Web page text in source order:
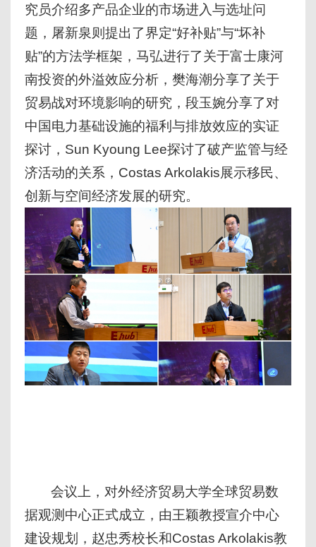
究员介绍多产品企业的市场进入与选址问
题，屠新泉则提出了界定“好补贴”与“坏补
贴”的方法学框架，马弘进行了关于富士康河
南投资的外溢效应分析，樊海潮分享了关于
贸易战对环境影响的研究，段玉婉分享了对
中国电力基础设施的福利与排放效应的实证
探讨，Sun Kyoung Lee探讨了破产监管与经
济活动的关系，Costas Arkolakis展示移民、
创新与空间经济发展的研究。
会议上，对外经济贸易大学全球贸易数
据观测中心正式成立，由王颖教授宣介中心
建设规划，赵忠秀校长和Costas Arkolakis教